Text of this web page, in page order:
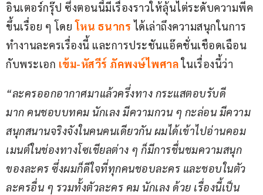
อินเตอร์กรุ๊ป ซึ่งตอนนี้มีเรื่องราวให้ลุ้นไต่ระดับความพีค
ขึ้นเรื่อย ๆ โดย โหน ธนากร ได้เล่าถึงความสนุกในการ
ทำงานละครเรื่องนี้ และการประชันแอ๊คชั่นเชือดเฉือน
กับพระเอก เข้ม-หัสวีร์ ภัคพงษ์ไพศาล ในเรื่องนี้ว่า
“ละครออกอากาศมาแล้วครึ่งทาง กระแสตอบรับดี
มาก คนชอบบทคม นักเลง มีความกวน ๆ กะล่อน มีความ
สนุกสนานจริงจังในคนคนเดียวกัน ผมได้เข้าไปอ่านคอม
เมนต์ในช่องทางโซเชียลต่าง ๆ ก็มีการชื่นชมความสนุก
ของละคร ซึ่งผมก็ดีใจที่ทุกคนชอบละคร และชอบในตัว
ละครอื่น ๆ รวมทั้งตัวละคร คม นักเลง ด้วย เรื่องนี้เป็น